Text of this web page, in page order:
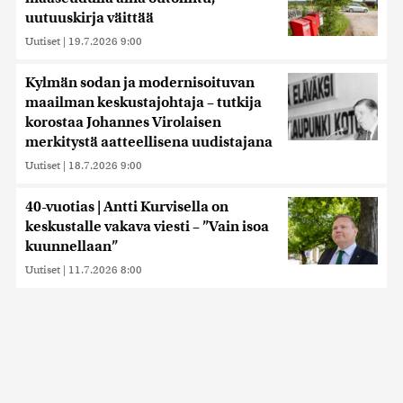
uutuuskirja väittää
Uutiset | 19.7.2026 9:00
Kylmän sodan ja modernisoituvan
maailman keskustajohtaja – tutkija
korostaa Johannes Virolaisen
merkitystä aatteellisena uudistajana
Uutiset | 18.7.2026 9:00
40-vuotias | Antti Kurvisella on
keskustalle vakava viesti – ”Vain isoa
kuunnellaan”
Uutiset | 11.7.2026 8:00